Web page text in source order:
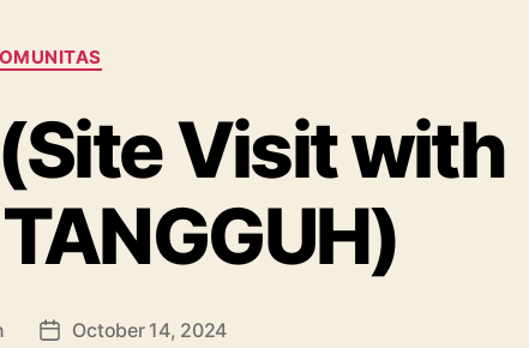
Categories
Visit with
PostOctober 14, 2024